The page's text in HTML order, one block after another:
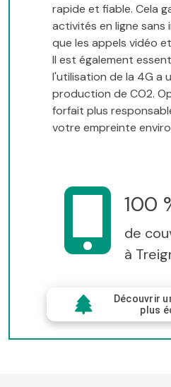
rapide et fiable. Cela
activités en ligne
que les appels vidéo
Il est également
l'utilisation de la 4G a
production de CO2.
forfait plus
votre empreinte
100
de
à
Découvrir
plus